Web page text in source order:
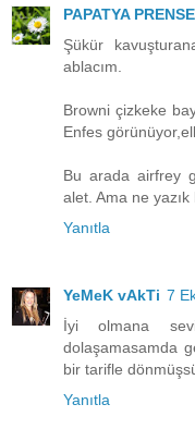
PAPATYA
Şükür
ablacım.
Browni çizkeke
Enfes
Bu arada airfrey
alet. Ama ne
Yanıtla
YeMeK vAkTi 7
İyi olmana
dolaşamasamda
bir tarifle
Yanıtla